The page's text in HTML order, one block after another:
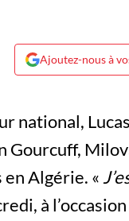
Ajoutez-nous à
national,
Gourcuff,
en Algérie. «
à